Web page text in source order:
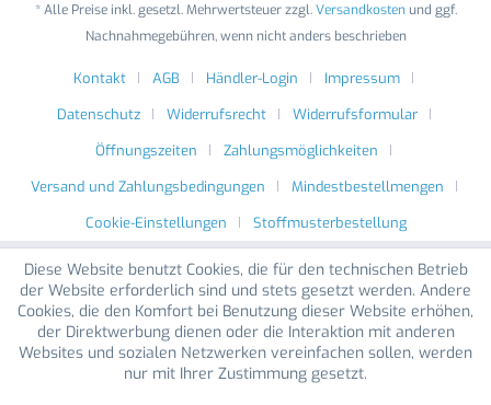
* Alle Preise inkl. gesetzl. Mehrwertsteuer zzgl.Versandkostenund ggf.
Nachnahmegebühren, wenn nicht anders beschrieben
Kontakt AGB Händler-Login
Impressum
Datenschutz
Widerrufsrecht
Widerrufsformular
Öffnungszeiten
Zahlungsmöglichkeiten
Versand und Zahlungsbedingungen
Mindestbestellmengen
Cookie-Einstellungen
Stoffmusterbestellung
Diese Website benutzt Cookies, die für den technischen Betrieb
der Website erforderlich sind und stets gesetzt werden. Andere
Cookies, die den Komfort bei Benutzung dieser Website erhöhen,
der Direktwerbung dienen oder die Interaktion mit anderen
Websites und sozialen Netzwerken vereinfachen sollen, werden
nur mit Ihrer Zustimmung gesetzt.